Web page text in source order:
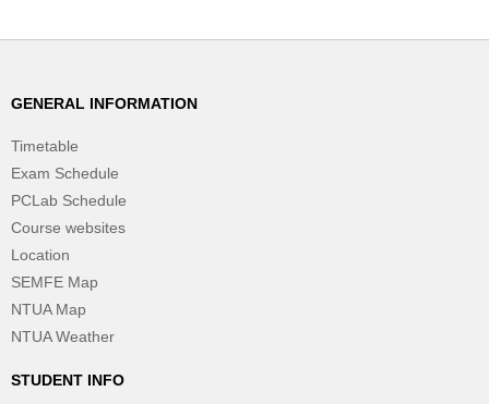
GENERAL INFORMATION
Timetable
Exam Schedule
PCLab Schedule
Course websites
Location
SEMFE Map
NTUA Map
NTUA Weather
STUDENT INFO